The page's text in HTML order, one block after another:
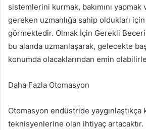
sistemlerini kurmak, bakımını
gereken uzmanlığa sahip oldukları
görmektedir. Olmak İçin Gerekli
bu alanda uzmanlaşarak, gelecekte
konumda olacaklarından emin
Daha Fazla Otomasyon
Otomasyon endüstride yaygınlaştıkça
teknisyenlerine olan ihtiyaç artacaktır.